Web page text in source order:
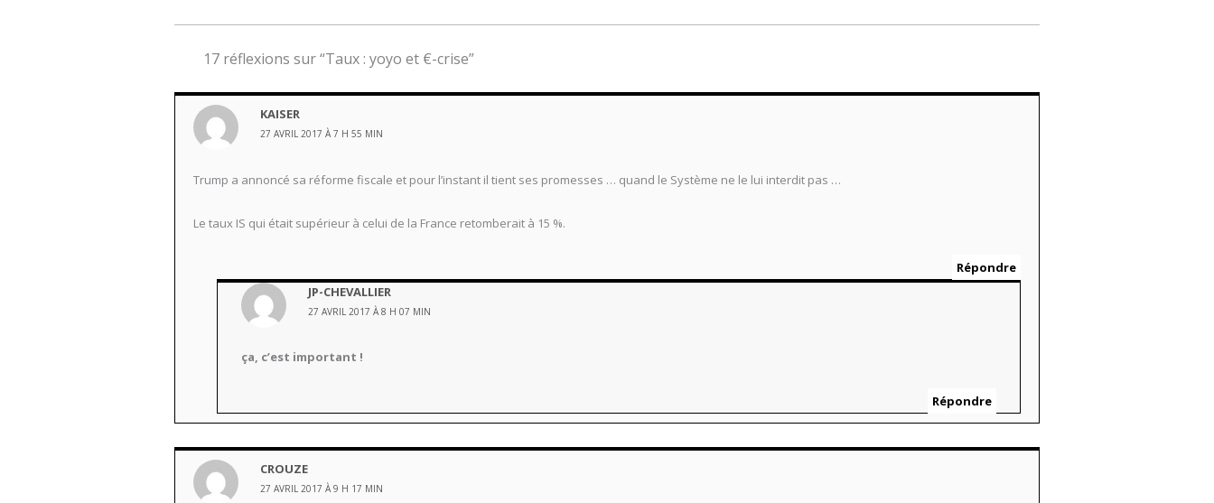
17 réflexions sur “Taux : yoyo et €-crise”
KAISER
27 AVRIL 2017 À 7 H 55 MIN
Trump a annoncé sa réforme fiscale et pour l’instant il tient ses promesses … quand le Système ne le lui interdit pas …
Le taux IS qui était supérieur à celui de la France retomberait à 15 %.
Répondre
JP-CHEVALLIER
27 AVRIL 2017 À 8 H 07 MIN
ça, c’est important !
Répondre
CROUZE
27 AVRIL 2017 À 9 H 17 MIN